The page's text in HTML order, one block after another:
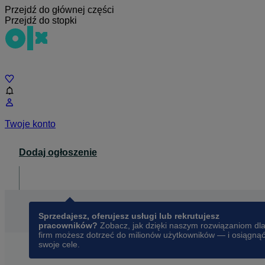
Przejdź do głównej części
Przejdź do stopki
Twoje konto
Dodaj ogłoszenie
Sprzedajesz, oferujesz usługi lub rekrutujesz
pracowników? Zobacz, jak dzięki naszym rozwiązaniom dla
firm możesz dotrzeć do milionów użytkowników — i osiągnąć
swoje cele.